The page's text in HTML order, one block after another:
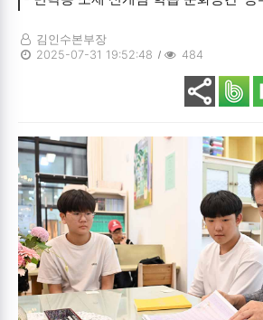
김인수본부장
2025-07-31 19:52:48
484